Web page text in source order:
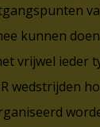
kunnen
vrijwel ieder
wedstrijden